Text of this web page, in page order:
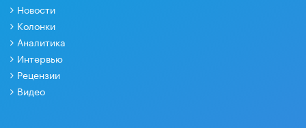
Новости
Колонки
Аналитика
Интервью
Рецензии
Видео